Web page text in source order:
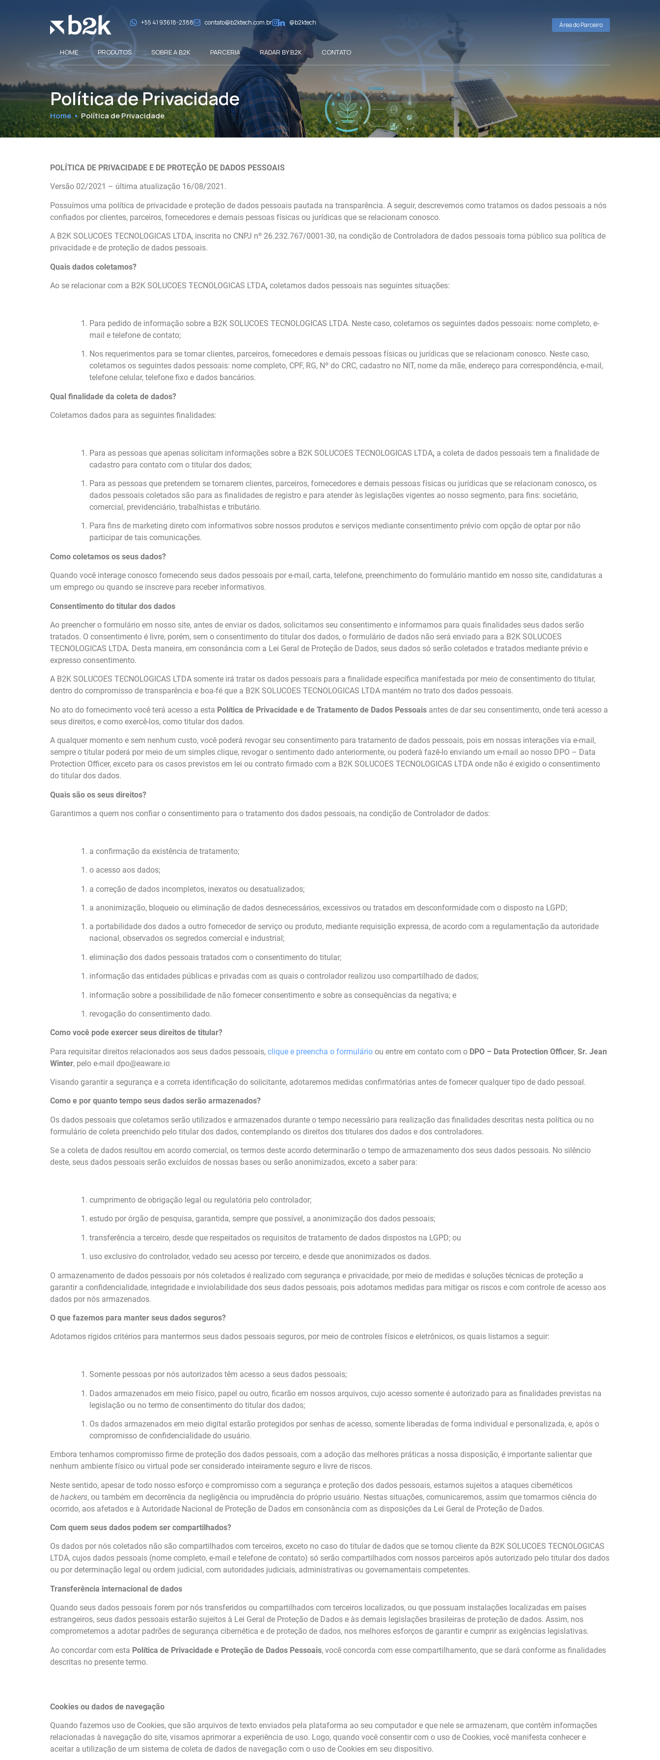
+55 41 93618-2388 contato@b2ktech.com.br @b2ktech Área do Parceiro
HOME PRODUTOS SOBRE A B2K PARCERIA RADAR BY B2K CONTATO
Política de Privacidade
Home • Política de Privacidade
POLÍTICA DE PRIVACIDADE E DE PROTEÇÃO DE DADOS PESSOAIS
Versão 02/2021 – última atualização 16/08/2021.
Possuímos uma política de privacidade e proteção de dados pessoais pautada na transparência. A seguir, descrevemos como tratamos os dados pessoais a nós
confiados por clientes, parceiros, fornecedores e demais pessoas físicas ou jurídicas que se relacionam conosco.
A B2K SOLUCOES TECNOLOGICAS LTDA, inscrita no CNPJ nº 26.232.767/0001-30, na condição de Controladora de dados pessoais torna público sua política de
privacidade e de proteção de dados pessoais.
Quais dados coletamos?
Ao se relacionar com a B2K SOLUCOES TECNOLOGICAS LTDA, coletamos dados pessoais nas seguintes situações:
Para pedido de informação sobre a B2K SOLUCOES TECNOLOGICAS LTDA. Neste caso, coletamos os seguintes dados pessoais: nome completo, e-
mail e telefone de contato;
Nos requerimentos para se tornar clientes, parceiros, fornecedores e demais pessoas físicas ou jurídicas que se relacionam conosco. Neste caso,
coletamos os seguintes dados pessoais: nome completo, CPF, RG, Nº do CRC, cadastro no NIT, nome da mãe, endereço para correspondência, e-mail,
telefone celular, telefone fixo e dados bancários.
Qual finalidade da coleta de dados?
Coletamos dados para as seguintes finalidades:
Para as pessoas que apenas solicitam informações sobre a B2K SOLUCOES TECNOLOGICAS LTDA, a coleta de dados pessoais tem a finalidade de
cadastro para contato com o titular dos dados;
Para as pessoas que pretendem se tornarem clientes, parceiros, fornecedores e demais pessoas físicas ou jurídicas que se relacionam conosco, os
dados pessoais coletados são para as finalidades de registro e para atender às legislações vigentes ao nosso segmento, para fins: societário,
comercial, previdenciário, trabalhistas e tributário.
Para fins de marketing direto com informativos sobre nossos produtos e serviços mediante consentimento prévio com opção de optar por não
participar de tais comunicações.
Como coletamos os seus dados?
Quando você interage conosco fornecendo seus dados pessoais por e-mail, carta, telefone, preenchimento do formulário mantido em nosso site, candidaturas a
um emprego ou quando se inscreve para receber informativos.
Consentimento do titular dos dados
Ao preencher o formulário em nosso site, antes de enviar os dados, solicitamos seu consentimento e informamos para quais finalidades seus dados serão
tratados. O consentimento é livre, porém, sem o consentimento do titular dos dados, o formulário de dados não será enviado para a B2K SOLUCOES
TECNOLOGICAS LTDA. Desta maneira, em consonância com a Lei Geral de Proteção de Dados, seus dados só serão coletados e tratados mediante prévio e
expresso consentimento.
A B2K SOLUCOES TECNOLOGICAS LTDA somente irá tratar os dados pessoais para a finalidade específica manifestada por meio de consentimento do titular,
dentro do compromisso de transparência e boa-fé que a B2K SOLUCOES TECNOLOGICAS LTDA mantém no trato dos dados pessoais.
No ato do fornecimento você terá acesso a esta Política de Privacidade e de Tratamento de Dados Pessoais antes de dar seu consentimento, onde terá acesso a
seus direitos, e como exercê-los, como titular dos dados.
A qualquer momento e sem nenhum custo, você poderá revogar seu consentimento para tratamento de dados pessoais, pois em nossas interações via e-mail,
sempre o titular poderá por meio de um simples clique, revogar o sentimento dado anteriormente, ou poderá fazê-lo enviando um e-mail ao nosso DPO – Data
Protection Officer, exceto para os casos previstos em lei ou contrato firmado com a B2K SOLUCOES TECNOLOGICAS LTDA onde não é exigido o consentimento
do titular dos dados.
Quais são os seus direitos?
Garantimos a quem nos confiar o consentimento para o tratamento dos dados pessoais, na condição de Controlador de dados:
a confirmação da existência de tratamento;
o acesso aos dados;
a correção de dados incompletos, inexatos ou desatualizados;
a anonimização, bloqueio ou eliminação de dados desnecessários, excessivos ou tratados em desconformidade com o disposto na LGPD;
a portabilidade dos dados a outro fornecedor de serviço ou produto, mediante requisição expressa, de acordo com a regulamentação da autoridade
nacional, observados os segredos comercial e industrial;
eliminação dos dados pessoais tratados com o consentimento do titular;
informação das entidades públicas e privadas com as quais o controlador realizou uso compartilhado de dados;
informação sobre a possibilidade de não fornecer consentimento e sobre as consequências da negativa; e
revogação do consentimento dado.
Como você pode exercer seus direitos de titular?
Para requisitar direitos relacionados aos seus dados pessoais, clique e preencha o formulário ou entre em contato com o DPO – Data Protection Officer, Sr. Jean
Winter, pelo e-mail dpo@eaware.io
Visando garantir a segurança e a correta identificação do solicitante, adotaremos medidas confirmatórias antes de fornecer qualquer tipo de dado pessoal.
Como e por quanto tempo seus dados serão armazenados?
Os dados pessoais que coletamos serão utilizados e armazenados durante o tempo necessário para realização das finalidades descritas nesta política ou no
formulário de coleta preenchido pelo titular dos dados, contemplando os direitos dos titulares dos dados e dos controladores.
Se a coleta de dados resultou em acordo comercial, os termos deste acordo determinarão o tempo de armazenamento dos seus dados pessoais. No silêncio
deste, seus dados pessoais serão excluídos de nossas bases ou serão anonimizados, exceto a saber para:
cumprimento de obrigação legal ou regulatória pelo controlador;
estudo por órgão de pesquisa, garantida, sempre que possível, a anonimização dos dados pessoais;
transferência a terceiro, desde que respeitados os requisitos de tratamento de dados dispostos na LGPD; ou
uso exclusivo do controlador, vedado seu acesso por terceiro, e desde que anonimizados os dados.
O armazenamento de dados pessoais por nós coletados é realizado com segurança e privacidade, por meio de medidas e soluções técnicas de proteção a
garantir a confidencialidade, integridade e inviolabilidade dos seus dados pessoais, pois adotamos medidas para mitigar os riscos e com controle de acesso aos
dados por nós armazenados.
O que fazemos para manter seus dados seguros?
Adotamos rígidos critérios para mantermos seus dados pessoais seguros, por meio de controles físicos e eletrônicos, os quais listamos a seguir:
Somente pessoas por nós autorizados têm acesso a seus dados pessoais;
Dados armazenados em meio físico, papel ou outro, ficarão em nossos arquivos, cujo acesso somente é autorizado para as finalidades previstas na
legislação ou no termo de consentimento do titular dos dados;
Os dados armazenados em meio digital estarão protegidos por senhas de acesso, somente liberadas de forma individual e personalizada, e, após o
compromisso de confidencialidade do usuário.
Embora tenhamos compromisso firme de proteção dos dados pessoais, com a adoção das melhores práticas a nossa disposição, é importante salientar que
nenhum ambiente físico ou virtual pode ser considerado inteiramente seguro e livre de riscos.
Neste sentido, apesar de todo nosso esforço e compromisso com a segurança e proteção dos dados pessoais, estamos sujeitos a ataques cibernéticos
de hackers, ou também em decorrência da negligência ou imprudência do próprio usuário. Nestas situações, comunicaremos, assim que tomarmos ciência do
ocorrido, aos afetados e à Autoridade Nacional de Proteção de Dados em consonância com as disposições da Lei Geral de Proteção de Dados.
Com quem seus dados podem ser compartilhados?
Os dados por nós coletados não são compartilhados com terceiros, exceto no caso do titular de dados que se tornou cliente da B2K SOLUCOES TECNOLOGICAS
LTDA, cujos dados pessoais (nome completo, e-mail e telefone de contato) só serão compartilhados com nossos parceiros após autorizado pelo titular dos dados
ou por determinação legal ou ordem judicial, com autoridades judiciais, administrativas ou governamentais competentes.
Transferência internacional de dados
Quando seus dados pessoais forem por nós transferidos ou compartilhados com terceiros localizados, ou que possuam instalações localizadas em países
estrangeiros, seus dados pessoais estarão sujeitos à Lei Geral de Proteção de Dados e às demais legislações brasileiras de proteção de dados. Assim, nos
comprometemos a adotar padrões de segurança cibernética e de proteção de dados, nos melhores esforços de garantir e cumprir as exigências legislativas.
Ao concordar com esta Política de Privacidade e Proteção de Dados Pessoais, você concorda com esse compartilhamento, que se dará conforme as finalidades
descritas no presente termo.
Cookies ou dados de navegação
Quando fazemos uso de Cookies, que são arquivos de texto enviados pela plataforma ao seu computador e que nele se armazenam, que contêm informações
relacionadas à navegação do site, visamos aprimorar a experiência de uso. Logo, quando você consentir com o uso de Cookies, você manifesta conhecer e
aceitar a utilização de um sistema de coleta de dados de navegação com o uso de Cookies em seu dispositivo.